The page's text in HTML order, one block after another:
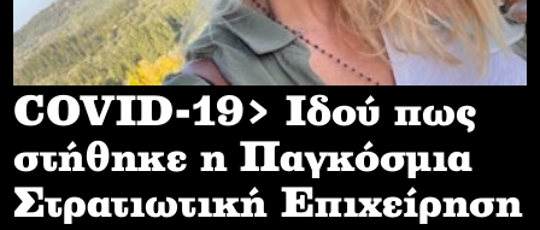
COVID-19> Iδού πως
στήθηκε η Παγκόσμια
Στρατιωτική Επιχείρηση